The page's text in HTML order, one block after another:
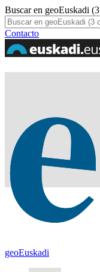
Buscar en geoEuskadi
Contacto
geoEuskadi